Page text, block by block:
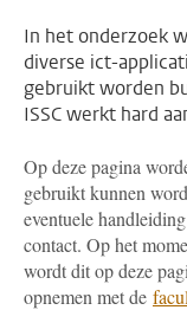
In het onderzoek
diverse ict-
gebruikt worden
ISSC werkt hard
Op deze pagina
gebruikt kunnen
eventuele
contact. Op het
wordt dit op deze
opnemen met de